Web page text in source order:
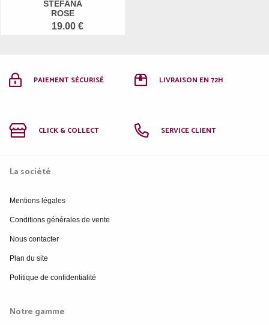
STEFANA
ROSE
19.00 €
PAIEMENT SÉCURISÉ LIVRAISON EN 72H
CLICK & COLLECT SERVICE CLIENT
La société
Mentions légales
Conditions générales de vente
Nous contacter
Plan du site
Politique de confidentialité
Notre gamme